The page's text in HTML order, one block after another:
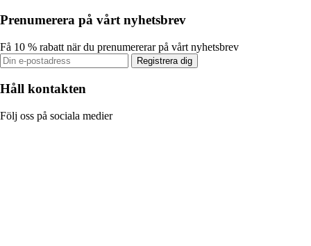
Prenumerera på vårt nyhetsbrev
Få 10 % rabatt när du prenumererar på vårt nyhetsbrev
Registrera dig
Håll kontakten
Följ oss på sociala medier